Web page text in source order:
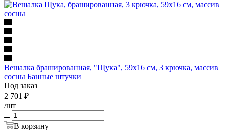
Вешалка брашированная, "Щука", 59х16 см, 3 крючка, массив
сосны Банные штучки
Под заказ
2 701 ₽
/шт
В корзину